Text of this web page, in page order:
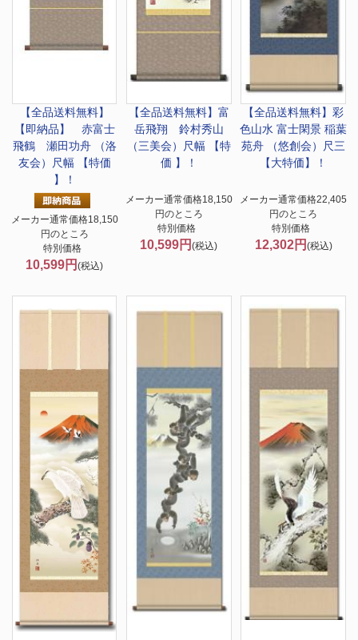
【全品送料無料】
【即納品】 赤富士
飛鶴 瀬田功舟 （洛
友会）尺幅 【特価
】！
メーカー通常価格18,150
円のところ
特別価格
10,599円(税込)
【全品送料無料】 富
岳飛翔 鈴村秀山
（三美会）尺幅 【特
価 】！
メーカー通常価格18,150
円のところ
特別価格
10,599円(税込)
【全品送料無料】彩
色山水 富士閑景 稲葉
苑舟 （悠創会）尺三
【大特価】！
メーカー通常価格22,405
円のところ
特別価格
12,302円 (税込)